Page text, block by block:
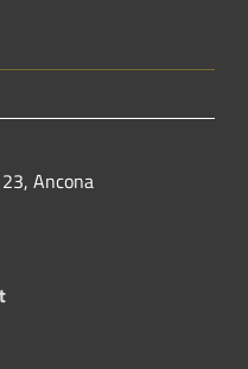
Ancona